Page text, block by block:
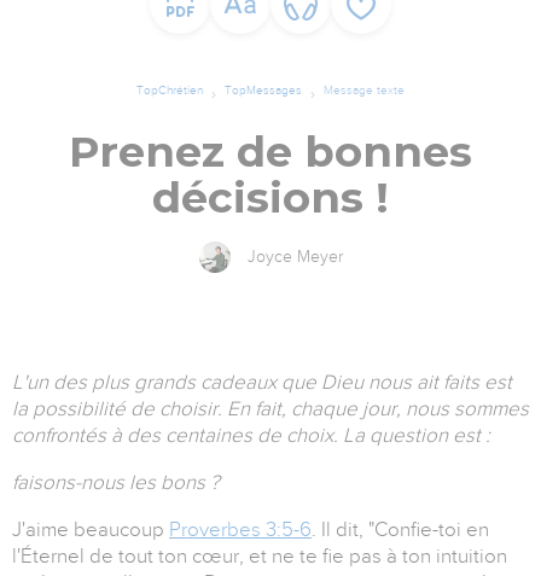
TopChrétien TopMessages Message texte
Prenez de bonnes
décisions !
Joyce Meyer
L'un des plus grands cadeaux que Dieu nous ait faits est
la possibilité de choisir. En fait, chaque jour, nous sommes
confrontés à des centaines de choix. La question est :
faisons-nous les bons ?
J'aime beaucoup Proverbes 3:5-6. Il dit, "Confie-toi en
l'Éternel de tout ton cœur, et ne te fie pas à ton intuition